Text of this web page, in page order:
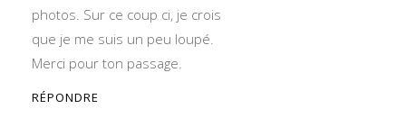
photos. Sur ce coup ci, je crois
que je me suis un peu loupé.
Merci pour ton passage.
RÉPONDRE